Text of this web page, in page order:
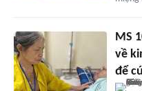
MS
về
để